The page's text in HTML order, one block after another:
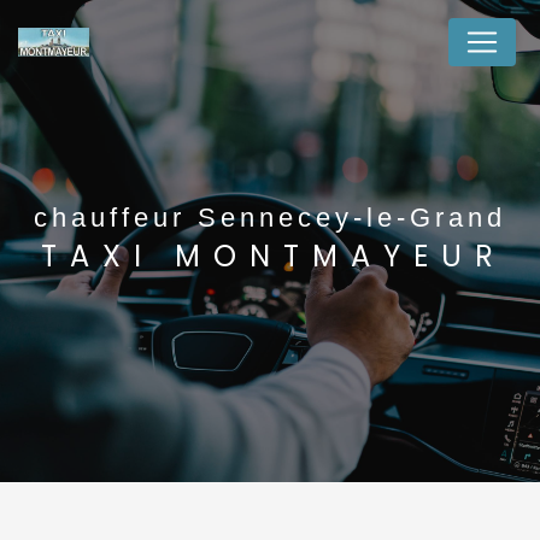
chauffeur Sennecey-le-Grand
TAXI MONTMAYEUR
Panneau de gestion des cookies